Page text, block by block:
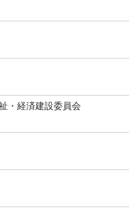
・経済建設委員会